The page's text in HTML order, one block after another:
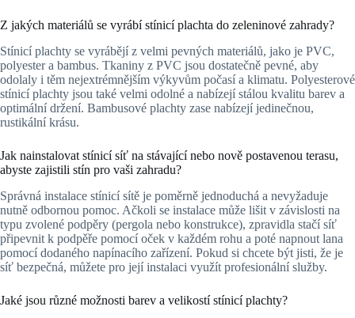
Z jakých materiálů se vyrábí stínicí plachta do zeleninové zahrady?
Stínicí plachty se vyrábějí z velmi pevných materiálů, jako je PVC,
polyester a bambus. Tkaniny z PVC jsou dostatečně pevné, aby
odolaly i těm nejextrémnějším výkyvům počasí a klimatu. Polyesterové
stínicí plachty jsou také velmi odolné a nabízejí stálou kvalitu barev a
optimální držení. Bambusové plachty zase nabízejí jedinečnou,
rustikální krásu.
Jak nainstalovat stínicí síť na stávající nebo nově postavenou terasu,
abyste zajistili stín pro vaši zahradu?
Správná instalace stínicí sítě je poměrně jednoduchá a nevyžaduje
nutně odbornou pomoc. Ačkoli se instalace může lišit v závislosti na
typu zvolené podpěry (pergola nebo konstrukce), zpravidla stačí síť
připevnit k podpěře pomocí oček v každém rohu a poté napnout lana
pomocí dodaného napínacího zařízení. Pokud si chcete být jisti, že je
síť bezpečná, můžete pro její instalaci využít profesionální služby.
Jaké jsou různé možnosti barev a velikostí stínicí plachty?